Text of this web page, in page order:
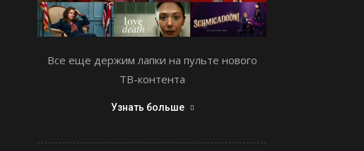
Все еще держим лапки на пульте нового
ТВ-контента
Узнать больше